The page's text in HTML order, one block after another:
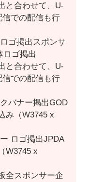
と合わせて、U-
での配信も行
ゴ掲出スポンサ
ロゴ掲出
と合わせて、U-
での配信も行
バナー掲出GOD
み（W3745 x
ロゴ掲出JPDA
W3745 x
全スポンサー企